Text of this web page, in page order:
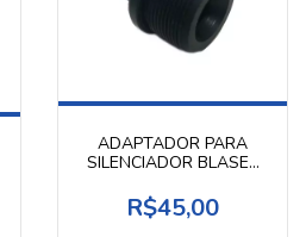
ADAPTADOR PARA
SILENCIADOR BLASER
R$45,00